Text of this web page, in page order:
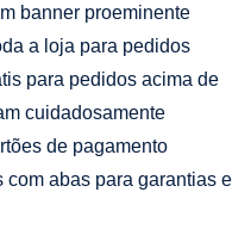
banner proeminente
a loja para pedidos
para pedidos acima de
cuidadosamente
de pagamento
abas para garantias e